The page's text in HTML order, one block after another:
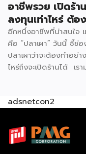
อาชีพรวย เปิดร้า
ลงทุนเท่าไหร่ ต้อ
อีกหนึ่งอาชีพที่น่าสนใจ
คือ “ปลาเผา” วันนี้ ชี้ช่
ปลาเผาว่าจะต้องทำอย่
ไหร่ถึงจะเปิดร้านได้ เร
ผู้คนพลุกพล่อน เช่น ตล
ได้มาก มีแหล่งซื้อวัตถุดิ
แหล่งซื้อวัตถุดิบที่ดีสดใ
adsnetcon2